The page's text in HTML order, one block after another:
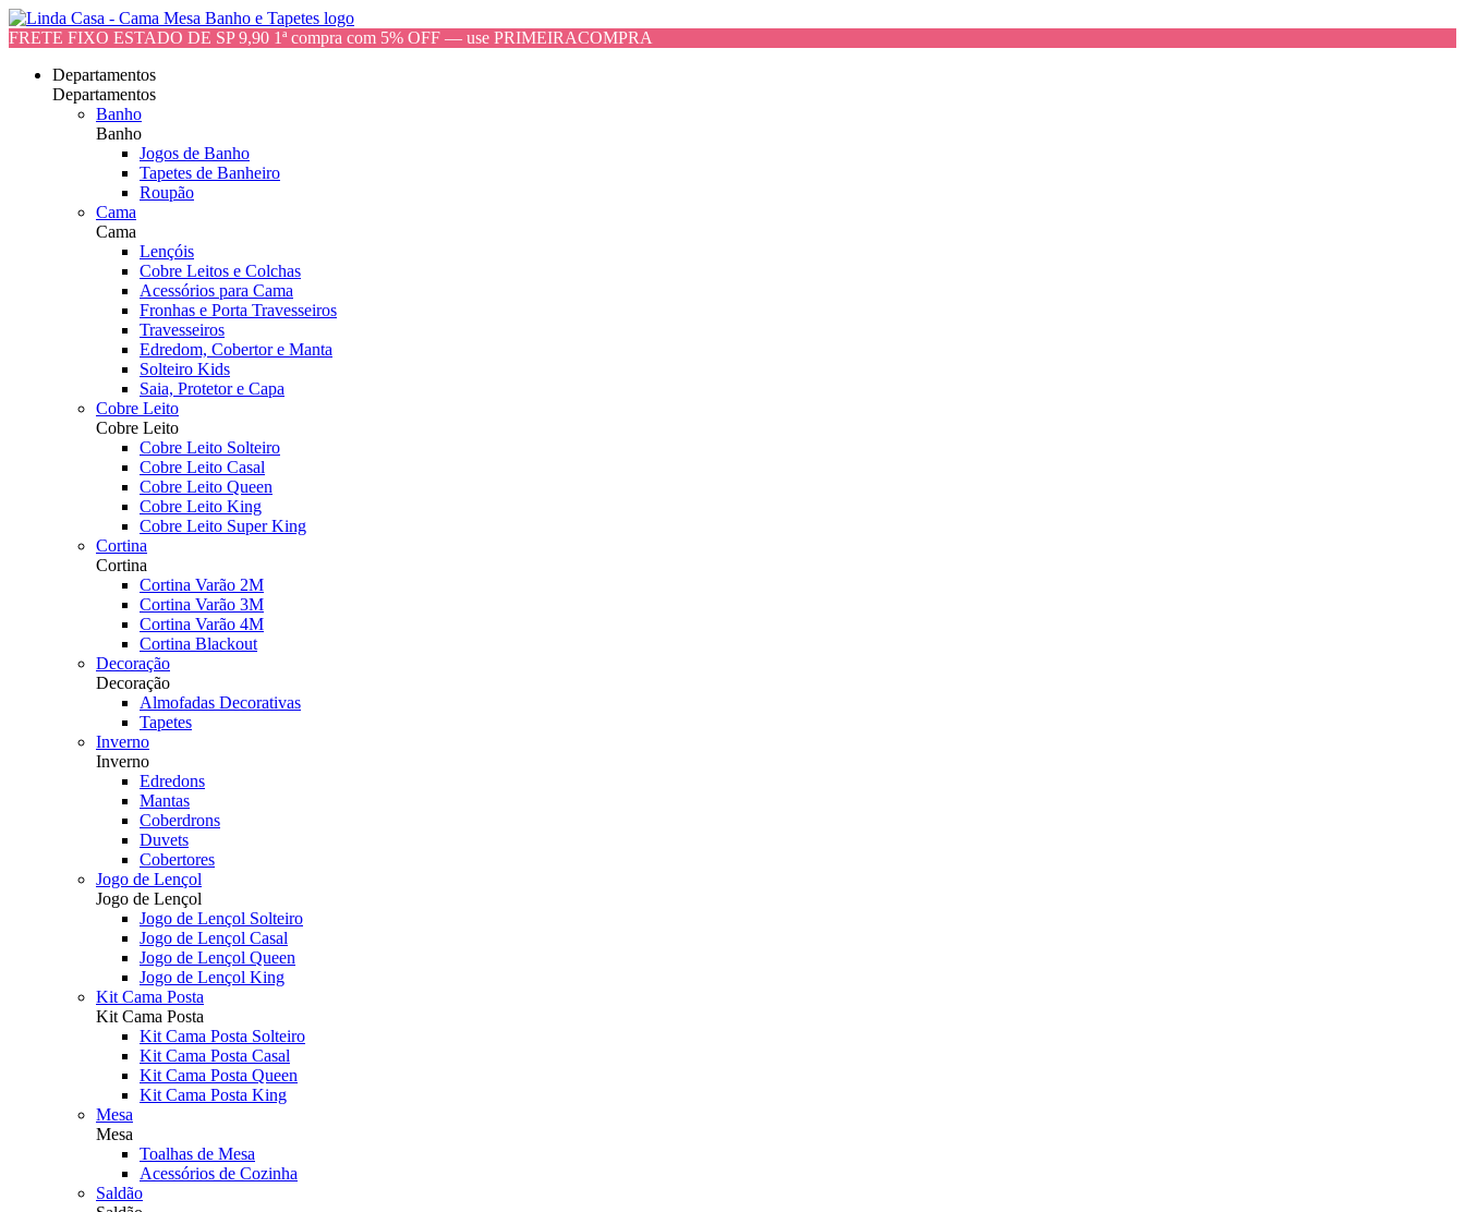
FRETE FIXO ESTADO DE SP 9,90 1ª compra com 5% OFF — use PRIMEIRACOMPRA
Departamentos
Departamentos
Banho
Banho
Jogos de Banho
Tapetes de Banheiro
Roupão
Cama
Cama
Lençóis
Cobre Leitos e Colchas
Acessórios para Cama
Fronhas e Porta Travesseiros
Travesseiros
Edredom, Cobertor e Manta
Solteiro Kids
Saia, Protetor e Capa
Cobre Leito
Cobre Leito
Cobre Leito Solteiro
Cobre Leito Casal
Cobre Leito Queen
Cobre Leito King
Cobre Leito Super King
Cortina
Cortina
Cortina Varão 2M
Cortina Varão 3M
Cortina Varão 4M
Cortina Blackout
Decoração
Decoração
Almofadas Decorativas
Tapetes
Inverno
Inverno
Edredons
Mantas
Coberdrons
Duvets
Cobertores
Jogo de Lençol
Jogo de Lençol
Jogo de Lençol Solteiro
Jogo de Lençol Casal
Jogo de Lençol Queen
Jogo de Lençol King
Kit Cama Posta
Kit Cama Posta
Kit Cama Posta Solteiro
Kit Cama Posta Casal
Kit Cama Posta Queen
Kit Cama Posta King
Mesa
Mesa
Toalhas de Mesa
Acessórios de Cozinha
Saldão